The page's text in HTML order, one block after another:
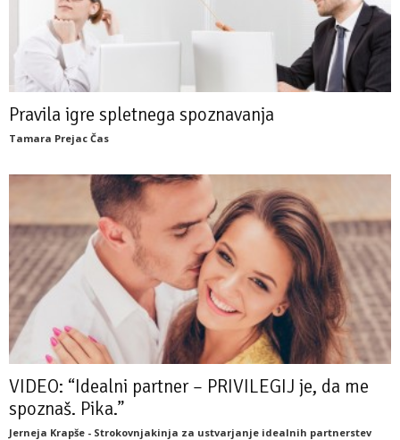
Pravila igre spletnega spoznavanja
Tamara Prejac Čas
VIDEO: “Idealni partner – PRIVILEGIJ je, da me
spoznaš. Pika.”
Jerneja Krapše - Strokovnjakinja za ustvarjanje idealnih partnerstev